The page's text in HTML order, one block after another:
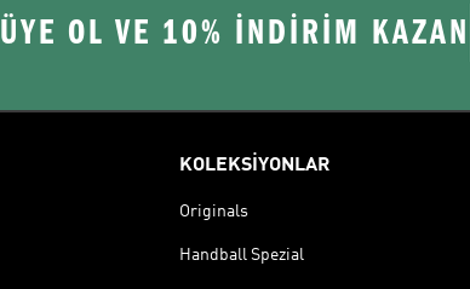
ÜYE OL VE 10% İNDİRİM KAZAN
KOLEKSİYONLAR
Originals
Handball Spezial